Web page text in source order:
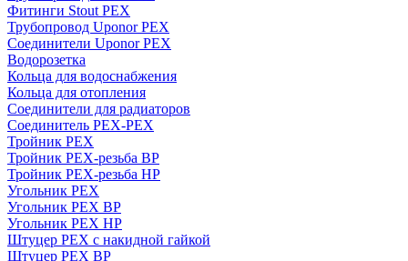
Фитинги Stout PEX
Трубопровод Uponor PEX
Соединители Uponor PEX
Водорозетка
Кольца для водоснабжения
Кольца для отопления
Соединители для радиаторов
Соединитель PEX-PEX
Тройник PEX
Тройник PEX-резьба ВР
Тройник PEX-резьба НР
Угольник PEX
Угольник PEX ВР
Угольник PEX НР
Штуцер PEX c накидной гайкой
Штуцер PEX ВР